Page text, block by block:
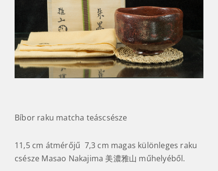
Bíbor raku matcha teáscsésze
11,5 cm átmérőjű 7,3 cm magas különleges raku
csésze Masao Nakajima 美濃雅山 műhelyéből.